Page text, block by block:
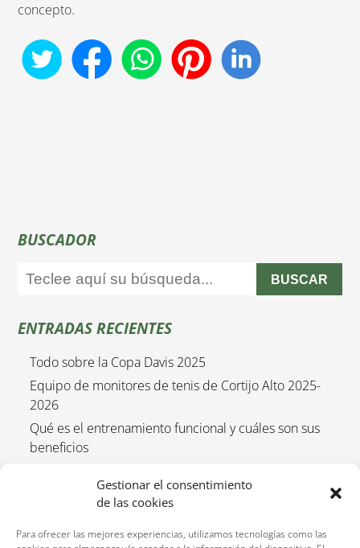
Gestionar el consentimiento
de las cookies
Para ofrecer las mejores experiencias, utilizamos tecnologías como las
concepto.
BUSCADOR
BUSCAR
ENTRADAS RECIENTES
Todo sobre la Copa Davis 2025
Equipo de monitores de tenis de Cortijo Alto 2025-
2026
Qué es el entrenamiento funcional y cuáles son sus
beneficios
Entrenamiento funcional para niños 2025-2026